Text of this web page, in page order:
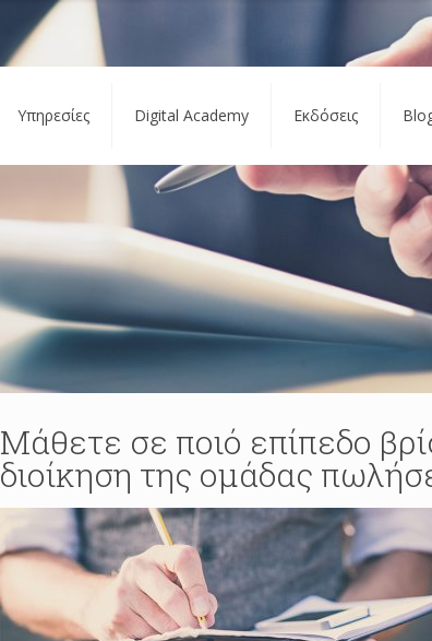
Υπηρεσίες Digital Academy Εκδόσεις
Μάθετε σε ποιό επίπεδο
διοίκηση της ομάδας